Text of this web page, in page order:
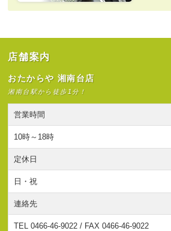
店舗案内
おたからや 湘南台店
湘南台駅から徒歩1分！
営業時間
10時～18時
定休日
日・祝
連絡先
TEL 0466-46-9022 / FAX 0466-46-9022